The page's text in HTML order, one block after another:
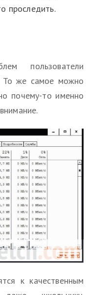
проследить.
пользователи
То же самое можно
почему-то именно
к качественным